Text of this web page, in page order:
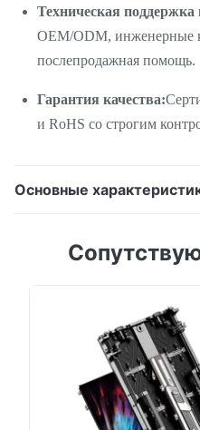
Техническая поддержка
OEM/ODM, инженерные
послепродажная помощь.
Гарантия качества:
и RoHS со строгим
Основные
снаружи -Серия RS —
визуальных
снаружи помещений.
прочными литыми под
корпусами ...